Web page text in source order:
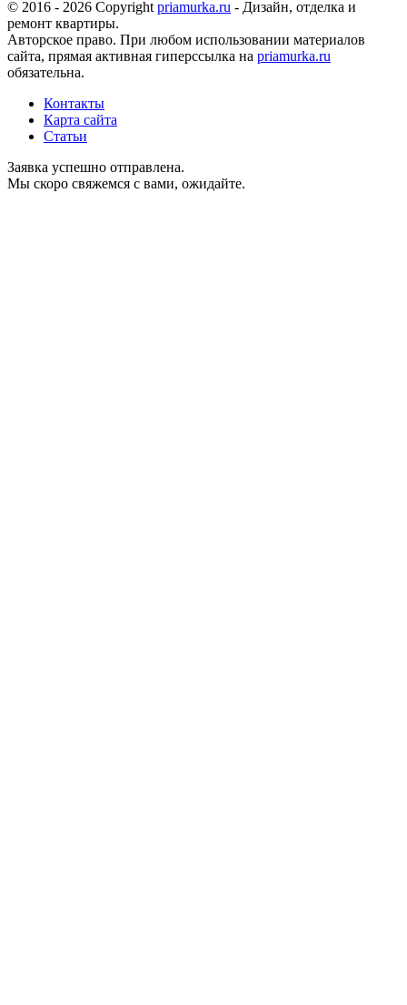
© 2016 - 2026 Copyright priamurka.ru - Дизайн, отделка и
ремонт квартиры.
Авторское право. При любом использовании материалов
сайта, прямая активная гиперссылка на priamurka.ru
обязательна.
Контакты
Карта сайта
Статьи
Заявка успешно отправлена.
Мы скоро свяжемся с вами, ожидайте.